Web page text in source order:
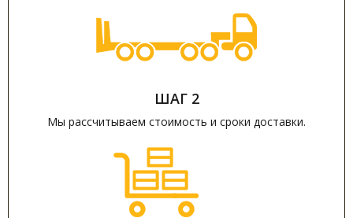
ШАГ 2
Мы рассчитываем стоимость и сроки доставки.